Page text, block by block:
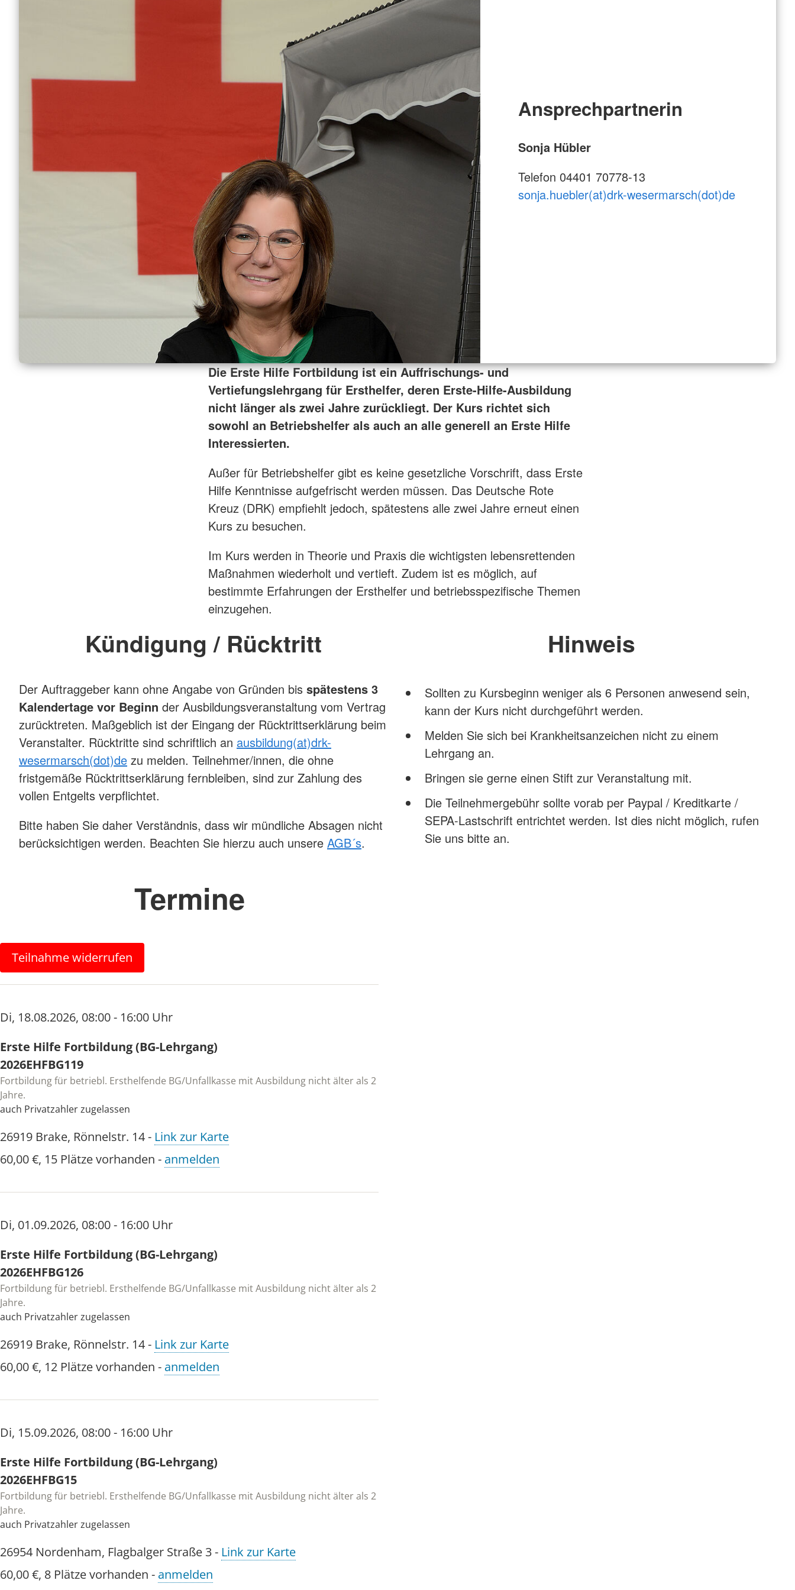
Ansprechpartnerin
Sonja Hübler
Telefon 04401 70778-13
sonja.huebler(at)drk-wesermarsch(dot)de
Die Erste Hilfe Fortbildung ist ein Auffrischungs- und
Vertiefungslehrgang für Ersthelfer, deren Erste-Hilfe-Ausbildung
nicht länger als zwei Jahre zurückliegt. Der Kurs richtet sich
sowohl an Betriebshelfer als auch an alle generell an Erste Hilfe
Interessierten.
Außer für Betriebshelfer gibt es keine gesetzliche Vorschrift, dass Erste
Hilfe Kenntnisse aufgefrischt werden müssen. Das Deutsche Rote
Kreuz (DRK) empfiehlt jedoch, spätestens alle zwei Jahre erneut einen
Kurs zu besuchen.
Im Kurs werden in Theorie und Praxis die wichtigsten lebensrettenden
Maßnahmen wiederholt und vertieft. Zudem ist es möglich, auf
bestimmte Erfahrungen der Ersthelfer und betriebsspezifische Themen
einzugehen.
Kündigung / Rücktritt
Der Auftraggeber kann ohne Angabe von Gründen bis spätestens 3
Kalendertage vor Beginn der Ausbildungsveranstaltung vom Vertrag
zurücktreten. Maßgeblich ist der Eingang der Rücktrittserklärung beim
Veranstalter. Rücktritte sind schriftlich an ausbildung(at)drk-
wesermarsch(dot)de zu melden. Teilnehmer/innen, die ohne
fristgemäße Rücktrittserklärung fernbleiben, sind zur Zahlung des
vollen Entgelts verpflichtet.
Bitte haben Sie daher Verständnis, dass wir mündliche Absagen nicht
berücksichtigen werden. Beachten Sie hierzu auch unsere AGB´s.
Hinweis
Sollten zu Kursbeginn weniger als 6 Personen anwesend sein,
kann der Kurs nicht durchgeführt werden.
Melden Sie sich bei Krankheitsanzeichen nicht zu einem
Lehrgang an.
Bringen sie gerne einen Stift zur Veranstaltung mit.
Die Teilnehmergebühr sollte vorab per Paypal / Kreditkarte /
SEPA-Lastschrift entrichtet werden. Ist dies nicht möglich, rufen
Sie uns bitte an.
Termine
Teilnahme widerrufen
Di, 18.08.2026, 08:00 - 16:00 Uhr
Erste Hilfe Fortbildung (BG-Lehrgang)
2026EHFBG119
Fortbildung für betriebl. Ersthelfende BG/Unfallkasse mit Ausbildung nicht älter als 2
Jahre.
auch Privatzahler zugelassen
26919 Brake, Rönnelstr. 14- Link zur Karte
60,00 €, 15 Plätze vorhanden - anmelden
Di, 01.09.2026, 08:00 - 16:00 Uhr
Erste Hilfe Fortbildung (BG-Lehrgang)
2026EHFBG126
Fortbildung für betriebl. Ersthelfende BG/Unfallkasse mit Ausbildung nicht älter als 2
Jahre.
auch Privatzahler zugelassen
26919 Brake, Rönnelstr. 14- Link zur Karte
60,00 €, 12 Plätze vorhanden - anmelden
Di, 15.09.2026, 08:00 - 16:00 Uhr
Erste Hilfe Fortbildung (BG-Lehrgang)
2026EHFBG15
Fortbildung für betriebl. Ersthelfende BG/Unfallkasse mit Ausbildung nicht älter als 2
Jahre.
auch Privatzahler zugelassen
26954 Nordenham, Flagbalger Straße 3- Link zur Karte
60,00 €, 8 Plätze vorhanden - anmelden